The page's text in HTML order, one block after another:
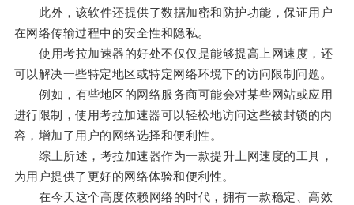
此外，该软件还提供了数据加密和防护功能，保证用户
在网络传输过程中的安全性和隐私。
使用考拉加速器的好处不仅仅是能够提高上网速度，还
可以解决一些特定地区或特定网络环境下的访问限制问题。
例如，有些地区的网络服务商可能会对某些网站或应用
进行限制，使用考拉加速器可以轻松地访问这些被封锁的内
容，增加了用户的网络选择和便利性。
综上所述，考拉加速器作为一款提升上网速度的工具，
为用户提供了更好的网络体验和便利性。
在今天这个高度依赖网络的时代，拥有一款稳定、高效